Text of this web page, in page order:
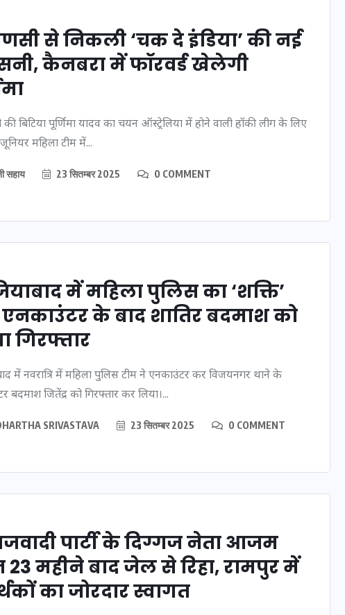
से निकली ‘चक दे इंडिया’ की नई
कैनबरा में फॉरवर्ड खेलेगी
की बिटिया पूर्णिमा यादव का चयन ऑस्ट्रेलिया में होने वाली हॉकी लीग के लिए
महिला टीम में...
सहाय 23 सितम्बर 2025 0 COMMENT
में महिला पुलिस का ‘शक्ति’
के बाद शातिर बदमाश को
गिरफ्तार
में नवरात्रि में महिला पुलिस टीम ने एनकाउंटर कर विजयनगर थाने के
बदमाश जितेंद्र को गिरफ्तार कर लिया।...
SRIVASTAVA 23 सितम्बर 2025 0 COMMENT
पार्टी के दिग्गज नेता आजम
23 महीने बाद जेल से रिहा, रामपुर में
का जोरदार स्वागत
में
जानें
Recruitment 2025: यूपी में
लेखपाल के पदों पर बंपर
कब से शुरू होंगे आवेदन
16 दिसम्बर 2025
देख
जिस कमरे में बिना बिजली-
पंखे के बीते 4 साल, उसे देख
भावुक हुए बृजभूषण सिंह,
कहा-यहीं तपकर बना सोना